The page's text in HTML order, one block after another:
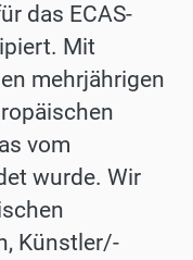
das ECAS-
Mit
mehrjährigen
vom
wurde. Wir
Künstler/-